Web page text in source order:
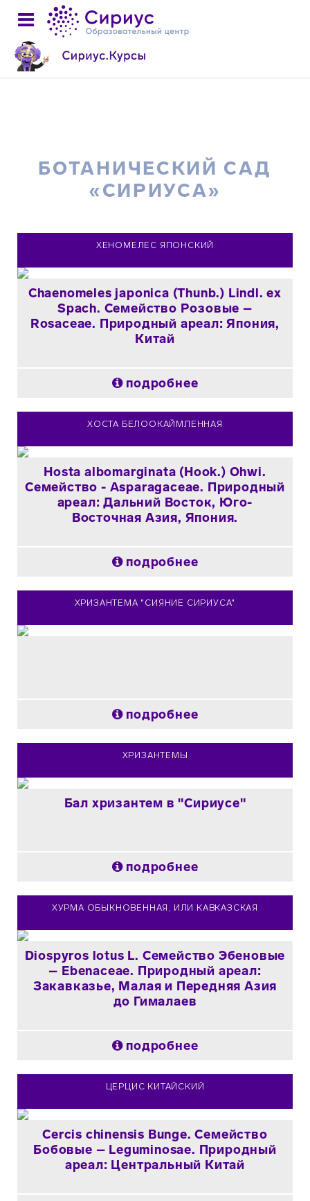
БОТАНИЧЕСКИЙ САД
«СИРИУСА»
ХЕНОМЕЛЕС ЯПОНСКИЙ
Chaenomeles japonica (Thunb.) Lindl. ex
Spach. Семейство Розовые –
Rosaceae. Природный ареал: Япония,
Китай
подробнее
ХОСТА БЕЛООКАЙМЛЕННАЯ
Hosta albomarginata (Hook.) Ohwi.
Семейство - Asparagaceae. Природный
ареал: Дальний Восток, Юго-
Восточная Азия, Япония.
подробнее
ХРИЗАНТЕМА "СИЯНИЕ СИРИУСА"
подробнее
ХРИЗАНТЕМЫ
Бал хризантем в "Сириусе"
подробнее
ХУРМА ОБЫКНОВЕННАЯ, ИЛИ КАВКАЗСКАЯ
Diospyros lotus L. Семейство Эбеновые
– Ebenaceae. Природный ареал:
Закавказье, Малая и Передняя Азия
до Гималаев
подробнее
ЦЕРЦИС КИТАЙСКИЙ
Cercis chinensis Bunge. Семейство
Бобовые – Leguminosae. Природный
ареал: Центральный Китай